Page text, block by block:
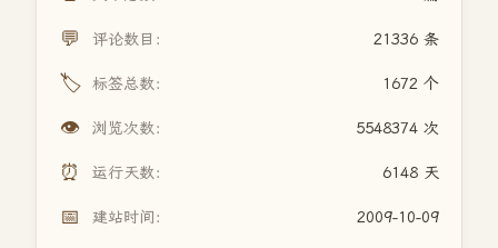
💬 评论数目： 21336 条
🏷️ 标签总数： 1672 个
👁️ 浏览次数： 5548374 次
⏰ 运行天数： 6148 天
📅 建站时间： 2009-10-09